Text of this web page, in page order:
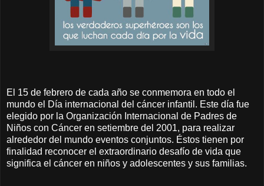
El 15 de febrero de cada año se conmemora en todo el
mundo el Día internacional del cáncer infantil. Este día fue
elegido por la Organización Internacional de Padres de
Niños con Cáncer en setiembre del 2001, para realizar
alrededor del mundo eventos conjuntos. Éstos tienen por
finalidad reconocer el extraordinario desafío de vida que
significa el cáncer en niños y adolescentes y sus familias.